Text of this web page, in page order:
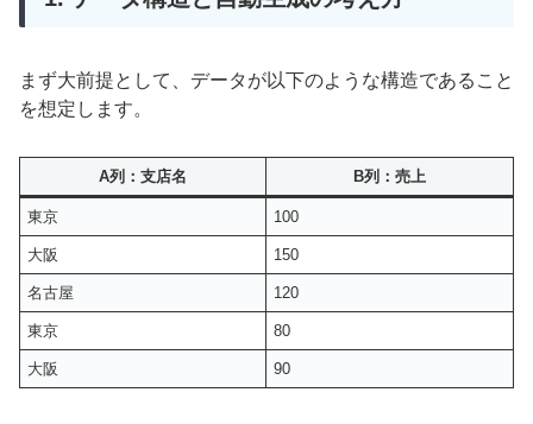
まず大前提として、データが以下のような構造であること
を想定します。
A列：支店名 B列：売上
東京 100
大阪 150
名古屋 120
東京 80
大阪 90